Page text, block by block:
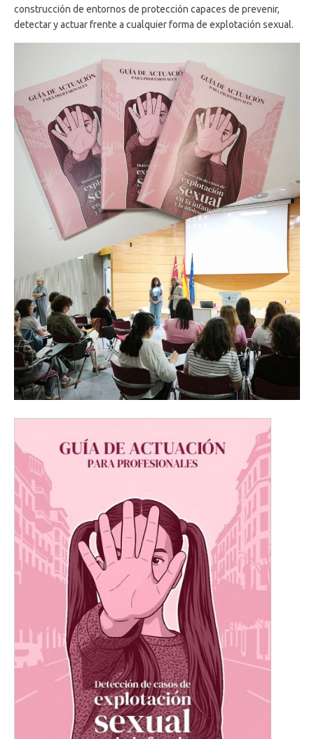
construcción de entornos de protección capaces de prevenir,
detectar y actuar frente a cualquier forma de explotación sexual.